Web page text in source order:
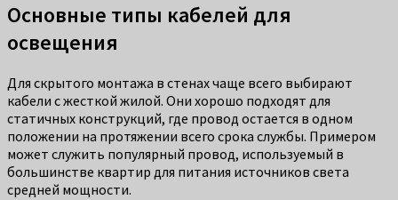
Основные типы кабелей для
освещения
Для скрытого монтажа в стенах чаще всего выбирают
кабели с жесткой жилой. Они хорошо подходят для
статичных конструкций, где провод остается в одном
положении на протяжении всего срока службы. Примером
может служить популярный провод, используемый в
большинстве квартир для питания источников света
средней мощности.